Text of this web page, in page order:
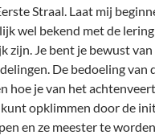
Straal. Laat mij
wel bekend met de
zijn. Je bent je bewust
De bedoeling van
hoe je van het
opklimmen door de
en ze meester te